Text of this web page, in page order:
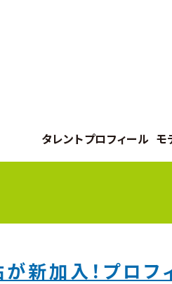
タレントプロフィール モ
新加入！プロフ